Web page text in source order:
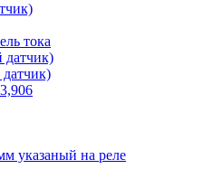
тока
указаный на реле